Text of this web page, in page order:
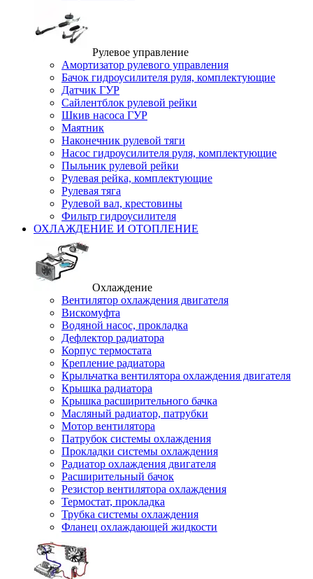
Рулевое управление
Амортизатор рулевого управления
Бачок гидроусилителя руля, комплектующие
Датчик ГУР
Сайлентблок рулевой рейки
Шкив насоса ГУР
Маятник
Наконечник рулевой тяги
Насос гидроусилителя руля, комплектующие
Пыльник рулевой рейки
Рулевая рейка, комплектующие
Рулевая тяга
Рулевой вал, крестовины
Фильтр гидроусилителя
ОХЛАЖДЕНИЕ И ОТОПЛЕНИЕ
Охлаждение
Вентилятор охлаждения двигателя
Вискомуфта
Водяной насос, прокладка
Дефлектор радиатора
Корпус термостата
Крепление радиатора
Крыльчатка вентилятора охлаждения двигателя
Крышка радиатора
Крышка расширительного бачка
Масляный радиатор, патрубки
Мотор вентилятора
Патрубок системы охлаждения
Прокладки системы охлаждения
Радиатор охлаждения двигателя
Расширительный бачок
Резистор вентилятора охлаждения
Термостат, прокладка
Трубка системы охлаждения
Фланец охлаждающей жидкости